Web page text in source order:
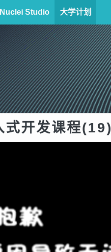
Nuclei Studio 大学计划
开发课程(19)